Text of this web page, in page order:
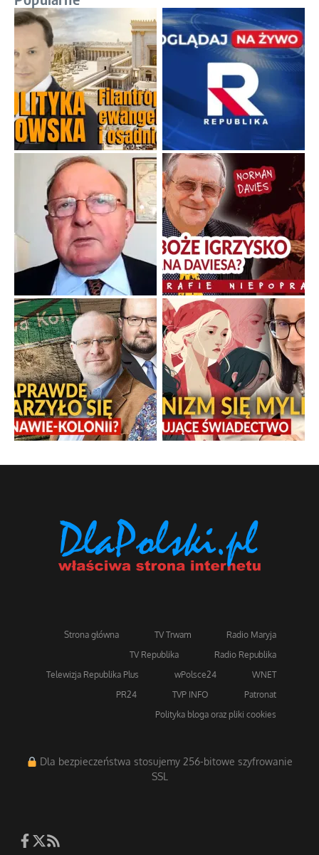
Niezwykły scenariusz bez państwowej dotacji
Reżyser Jerzy Zalewski przedstawia kulisy powstawania swoich
dokumentów, wyzwania związane z ich finansowaniem oraz
nieznane fakty dotyczące biografii...
Popularne